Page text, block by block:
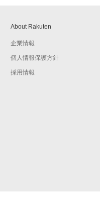
About Rakuten
企業情報
個人情報保護方針
採用情報